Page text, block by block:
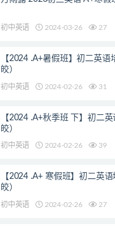
初中英语 2024-03-26 27
【2024 .A+暑假班】初二英语
皎）
初中英语 2024-02-26 31
【2024 .A+秋季班 下】初二英
皎）
初中英语 2024-02-26 39
【2024 .A+ 寒假班】初二英
皎）
初中英语 2024-02-26 27